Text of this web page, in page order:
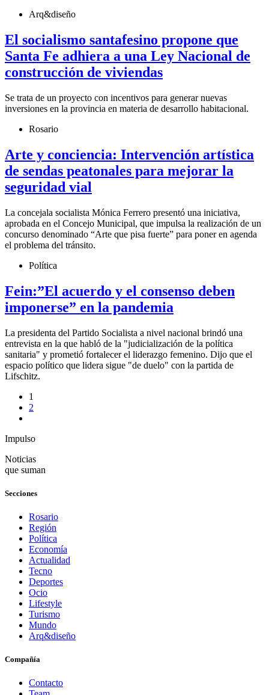
Arq&diseño
El socialismo santafesino propone que
Santa Fe adhiera a una Ley Nacional de
construcción de viviendas
Se trata de un proyecto con incentivos para generar nuevas
inversiones en la provincia en materia de desarrollo habitacional.
Rosario
Arte y conciencia: Intervención artística
de sendas peatonales para mejorar la
seguridad vial
La concejala socialista Mónica Ferrero presentó una iniciativa,
aprobada en el Concejo Municipal, que impulsa la realización de un
concurso denominado “Arte que pisa fuerte” para poner en agenda
el problema del tránsito.
Política
Fein:”El acuerdo y el consenso deben
imponerse” en la pandemia
La presidenta del Partido Socialista a nivel nacional brindó una
entrevista en la que habló de la "judicialización de la política
sanitaria" y prometió fortalecer el liderazgo femenino. Dijo que el
espacio político que lidera sigue "de duelo" con la partida de
Lifschitz.
1
2
Impulso
Noticias
que suman
Secciones
Rosario
Región
Política
Economía
Actualidad
Tecno
Deportes
Ocio
Lifestyle
Turismo
Mundo
Arq&diseño
Compañía
Contacto